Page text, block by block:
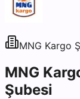
MNG Kargo
MNG
Şubesi